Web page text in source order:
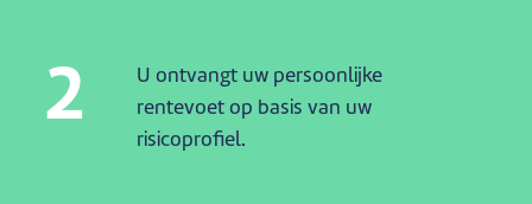
2
U ontvangt uw persoonlijke
rentevoet op basis van uw
risicoprofiel.